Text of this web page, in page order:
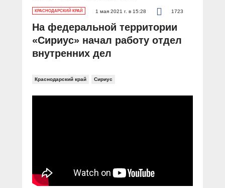
КРАСНОДАРСКИЙ КРАЙ 1 мая 2021 г. в 15:28 1723
На федеральной территории
«Сириус» начал работу отдел
внутренних дел
Краснодарский край Сириус